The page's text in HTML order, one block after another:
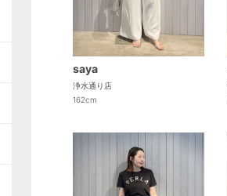
saya
浄水通り店
162cm